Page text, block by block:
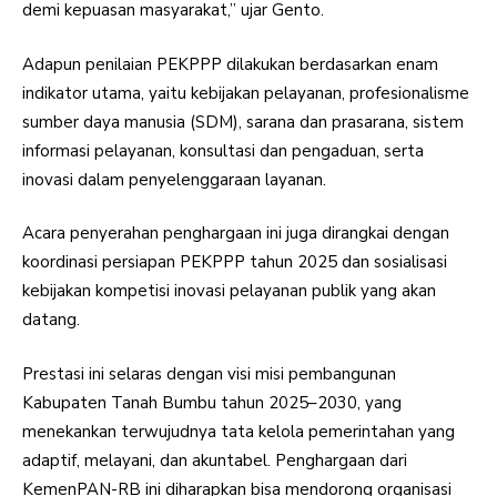
demi kepuasan masyarakat,” ujar Gento.
Adapun penilaian PEKPPP dilakukan berdasarkan enam
indikator utama, yaitu kebijakan pelayanan, profesionalisme
sumber daya manusia (SDM), sarana dan prasarana, sistem
informasi pelayanan, konsultasi dan pengaduan, serta
inovasi dalam penyelenggaraan layanan.
Acara penyerahan penghargaan ini juga dirangkai dengan
koordinasi persiapan PEKPPP tahun 2025 dan sosialisasi
kebijakan kompetisi inovasi pelayanan publik yang akan
datang.
Prestasi ini selaras dengan visi misi pembangunan
Kabupaten Tanah Bumbu tahun 2025–2030, yang
menekankan terwujudnya tata kelola pemerintahan yang
adaptif, melayani, dan akuntabel. Penghargaan dari
KemenPAN-RB ini diharapkan bisa mendorong organisasi